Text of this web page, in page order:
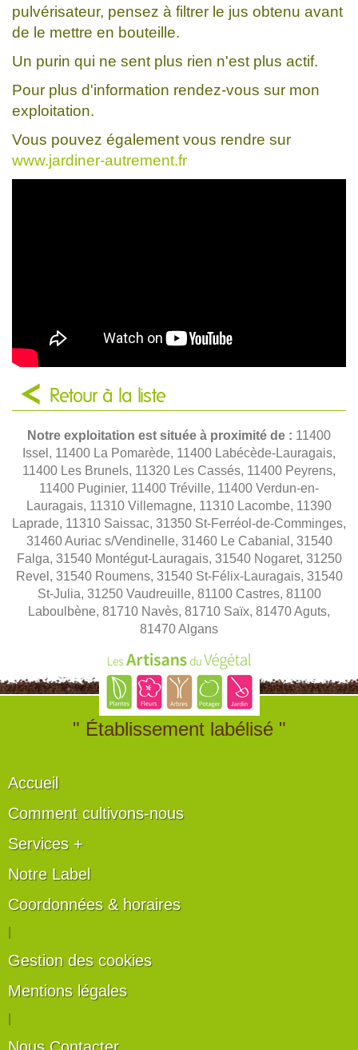
pulvérisateur, pensez à filtrer le jus obtenu avant
de le mettre en bouteille.
Un purin qui ne sent plus rien n'est plus actif.
Pour plus d'information rendez-vous sur mon
exploitation.
Vous pouvez également vous rendre sur
www.jardiner-autrement.fr
Retour à la liste
Notre exploitation est située à proximité de : 11400
Issel, 11400 La Pomarède, 11400 Labécède-Lauragais,
11400 Les Brunels, 11320 Les Cassés, 11400 Peyrens,
11400 Puginier, 11400 Tréville, 11400 Verdun-en-
Lauragais, 11310 Villemagne, 11310 Lacombe, 11390
Laprade, 11310 Saissac, 31350 St-Ferréol-de-Comminges,
31460 Auriac s/Vendinelle, 31460 Le Cabanial, 31540
Falga, 31540 Montégut-Lauragais, 31540 Nogaret, 31250
Revel, 31540 Roumens, 31540 St-Félix-Lauragais, 31540
St-Julia, 31250 Vaudreuille, 81100 Castres, 81100
Laboulbène, 81710 Navès, 81710 Saïx, 81470 Aguts,
81470 Algans
" Établissement labélisé "
Accueil
Comment cultivons-nous
Services +
Notre Label
Coordonnées & horaires
Gestion des cookies
Mentions légales